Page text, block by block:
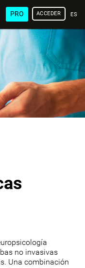
PRO ACCEDER
no invasivas
Una combinación